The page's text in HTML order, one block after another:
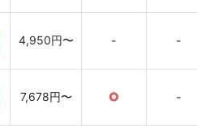
4,950円〜 - -
7,678円〜 ○ -